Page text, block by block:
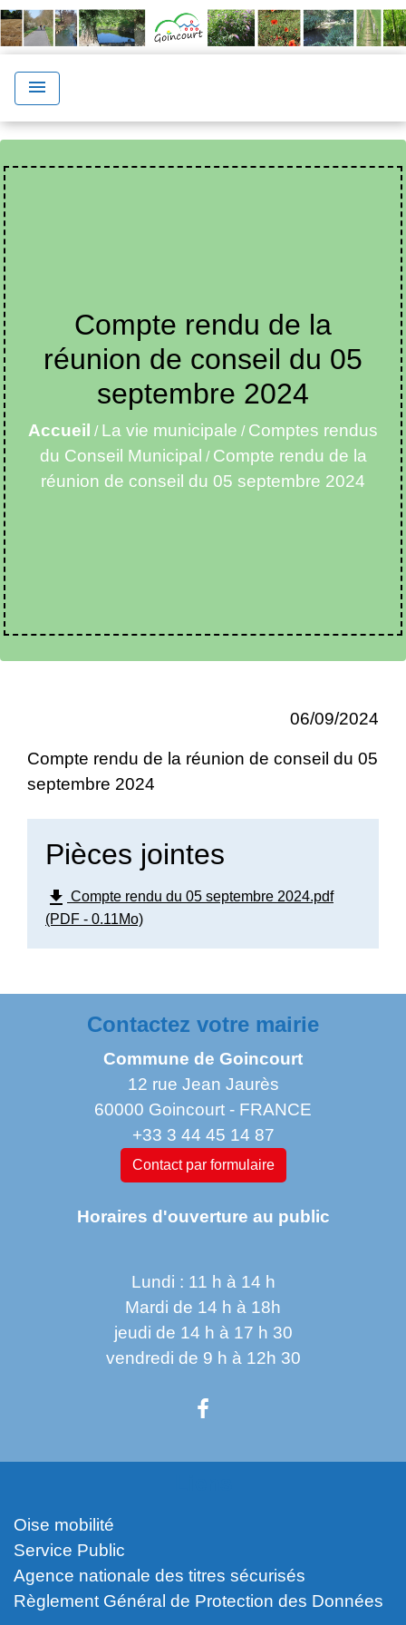
menu
Compte rendu de la
réunion de conseil du 05
septembre 2024
Accueil / La vie municipale / Comptes rendus
du Conseil Municipal / Compte rendu de la
réunion de conseil du 05 septembre 2024
06/09/2024
Compte rendu de la réunion de conseil du 05
septembre 2024
Pièces jointes
file_download Compte rendu du 05 septembre 2024.pdf
(PDF - 0.11Mo)
Contactez votre mairie
Commune de Goincourt
12 rue Jean Jaurès
60000 Goincourt - FRANCE
+33 3 44 45 14 87
Contact par formulaire
Horaires d'ouverture au public
Lundi : 11 h à 14 h
Mardi de 14 h à 18h
jeudi de 14 h à 17 h 30
vendredi de 9 h à 12h 30
Oise mobilité
Service Public
Agence nationale des titres sécurisés
Règlement Général de Protection des Données